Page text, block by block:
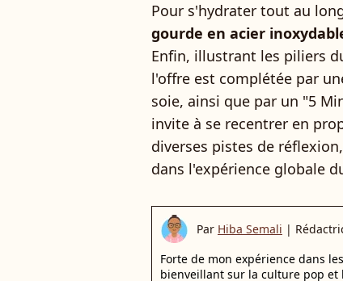
Pour s'hydrater tout au
gourde en acier
Enfin, illustrant les piliers
l'offre est complétée par
soie, ainsi que par un "5
invite à se recentrer en
diverses pistes de
dans l'expérience globale
Par Hiba Semali |
Forte de mon expérience dans
bienveillant sur la culture pop et